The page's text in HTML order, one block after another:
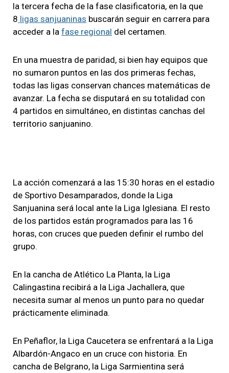
la tercera fecha de la fase clasificatoria, en la que
8 ligas sanjuaninas buscarán seguir en carrera para
acceder a la fase regional del certamen.
En una muestra de paridad, si bien hay equipos que
no sumaron puntos en las dos primeras fechas,
todas las ligas conservan chances matemáticas de
avanzar. La fecha se disputará en su totalidad con
4 partidos en simultáneo, en distintas canchas del
territorio sanjuanino.
La acción comenzará a las 15:30 horas en el estadio
de Sportivo Desamparados, donde la Liga
Sanjuanina será local ante la Liga Iglesiana. El resto
de los partidos están programados para las 16
horas, con cruces que pueden definir el rumbo del
grupo.
En la cancha de Atlético La Planta, la Liga
Calingastina recibirá a la Liga Jachallera, que
necesita sumar al menos un punto para no quedar
prácticamente eliminada.
En Peñaflor, la Liga Caucetera se enfrentará a la Liga
Albardón-Angaco en un cruce con historia. En
cancha de Belgrano, la Liga Sarmientina será